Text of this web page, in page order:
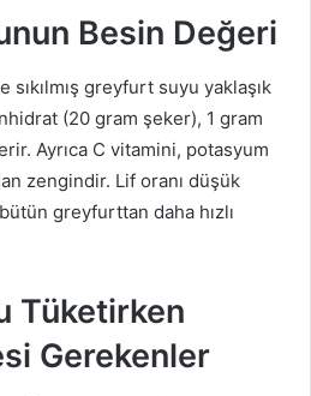
Besin Değeri
sıkılmış greyfurt suyu yaklaşık
(20 gram şeker), 1 gram
Ayrıca C vitamini, potasyum
zengindir. Lif oranı düşük
greyfurttan daha hızlı
Tüketirken
Gerekenler